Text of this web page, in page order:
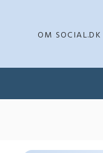
OM SOCIAL.DK